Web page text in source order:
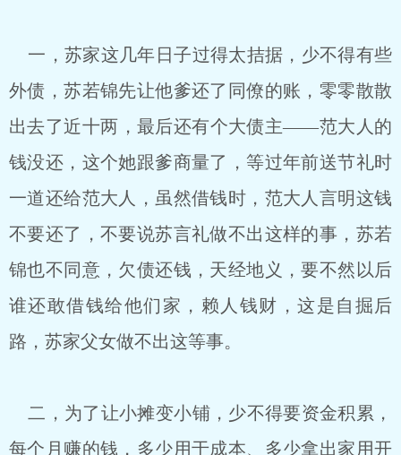
一，苏家这几年日子过得太拮据，少不得有些
外债，苏若锦先让他爹还了同僚的账，零零散散
出去了近十两，最后还有个大债主——范大人的
钱没还，这个她跟爹商量了，等过年前送节礼时
一道还给范大人，虽然借钱时，范大人言明这钱
不要还了，不要说苏言礼做不出这样的事，苏若
锦也不同意，欠债还钱，天经地义，要不然以后
谁还敢借钱给他们家，赖人钱财，这是自掘后
路，苏家父女做不出这等事。
二，为了让小摊变小铺，少不得要资金积累，
每个月赚的钱，多少用于成本、多少拿出家用开